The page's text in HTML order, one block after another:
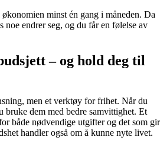
minst én gang i måneden. Da
noe endrer seg, og du får en følelse av
– og hold deg til
men et verktøy for frihet. Når du
bruke dem med bedre samvittighet. Et
både nødvendige utgifter og det som gir
handler også om å kunne nyte livet.